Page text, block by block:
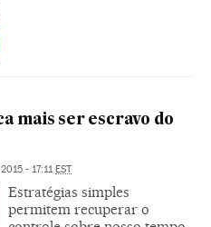
mais ser escravo do
- 17:11EST
Estratégias simples
permitem recuperar o